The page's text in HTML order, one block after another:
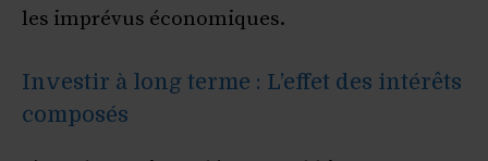
les imprévus économiques.
Investir à long terme : L’effet des intérêts
composés